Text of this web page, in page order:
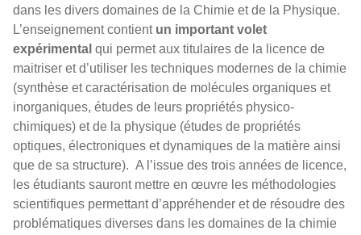
dans les divers domaines de la Chimie et de la Physique.
L’enseignement contient un important volet
expérimental qui permet aux titulaires de la licence de
maitriser et d’utiliser les techniques modernes de la chimie
(synthèse et caractérisation de molécules organiques et
inorganiques, études de leurs propriétés physico-
chimiques) et de la physique (études de propriétés
optiques, électroniques et dynamiques de la matière ainsi
que de sa structure). A l’issue des trois années de licence,
les étudiants sauront mettre en œuvre les méthodologies
scientifiques permettant d’appréhender et de résoudre des
problématiques diverses dans les domaines de la chimie